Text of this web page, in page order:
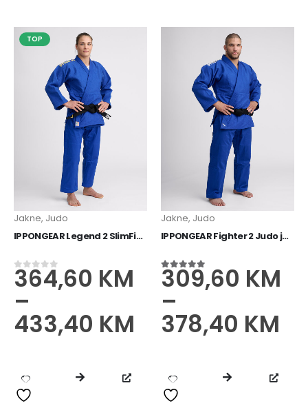
TOP
Jakne, Judo
IPPONGEAR Legend 2 SlimFit jakna IJF plava
0od 5
364,60 KM
–
433,40 KM
Jakne, Judo
IPPONGEAR Fighter 2 Judo jakna plavi
5.00od 5
309,60 KM
–
378,40 KM
–
119,20